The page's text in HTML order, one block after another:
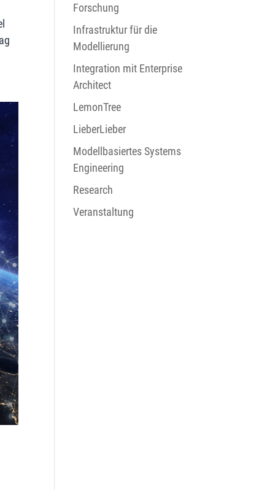
Forschung
Infrastruktur für die
Modellierung
Integration mit Enterprise
Architect
LemonTree
LieberLieber
Modellbasiertes Systems
Engineering
Research
Veranstaltung